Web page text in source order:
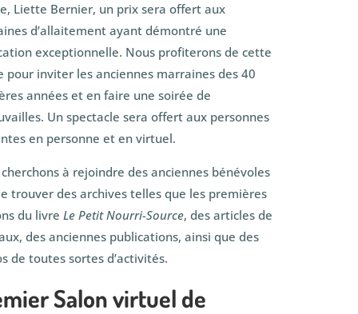
Liette Bernier, un prix sera offert aux
d’allaitement ayant démontré une
exceptionnelle. Nous profiterons de cette
pour inviter les anciennes marraines des 40
années et en faire une soirée de
Un spectacle sera offert aux personnes
en personne et en virtuel.
à rejoindre des anciennes bénévoles
trouver des archives telles que les premières
du livre Le Petit Nourri-Source, des articles de
des anciennes publications, ainsi que des
de toutes sortes d’activités.
Salon virtuel de